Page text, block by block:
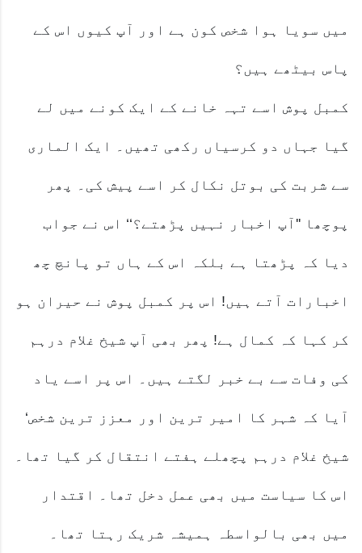
میں سویا ہوا شخص کون ہے اور آپ کیوں اس کے
پاس بیٹھے ہیں؟
کمبل پوش اسے تہہ خانے کے ایک کونے میں لے
گیا جہاں دو کرسیاں رکھی تھیں۔ ایک الماری
سے شربت کی بوتل نکال کر اسے پیش کی۔ پھر
پوچھا ''آپ اخبار نہیں پڑھتے؟‘‘ اس نے جواب
دیا کہ پڑھتا ہے بلکہ اس کے ہاں تو پانچ چھ
اخبارات آتے ہیں! اس پر کمبل پوش نے حیران ہو
کر کہا کہ کمال ہے! پھر بھی آپ شیخ غلام درہم
کی وفات سے بے خبر لگتے ہیں۔ اس پر اسے یاد
آیا کہ شہر کا امیر ترین اور معزز ترین شخص‘
شیخ غلام درہم پچھلے ہفتے انتقال کر گیا تھا۔
اس کا سیاست میں بھی عمل دخل تھا۔ اقتدار
میں بھی بالواسطہ ہمیشہ شریک رہتا تھا۔